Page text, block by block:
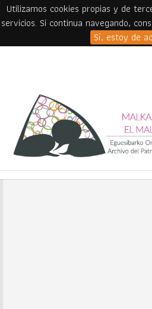
Utilizamos cookies propias y de
servicios. Si continua navegando,
Sí, estoy de